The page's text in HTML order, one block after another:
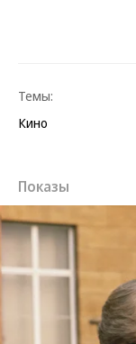
Темы:
Кино
Показы